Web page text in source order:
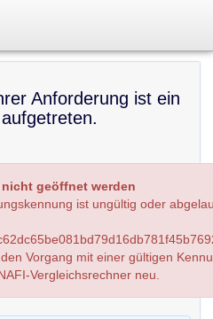
Anforderung ist ein
geöffnet werden
ist ungültig oder
Vorgang mit einer gültigen
Vergleichsrechner neu.